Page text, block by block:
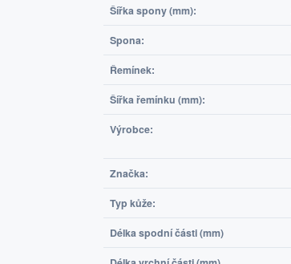
Šířka spony (mm):
Spona:
Řemínek:
Šířka řemínku (mm):
Výrobce:
Značka:
Typ kůže:
Délka spodní části (mm)